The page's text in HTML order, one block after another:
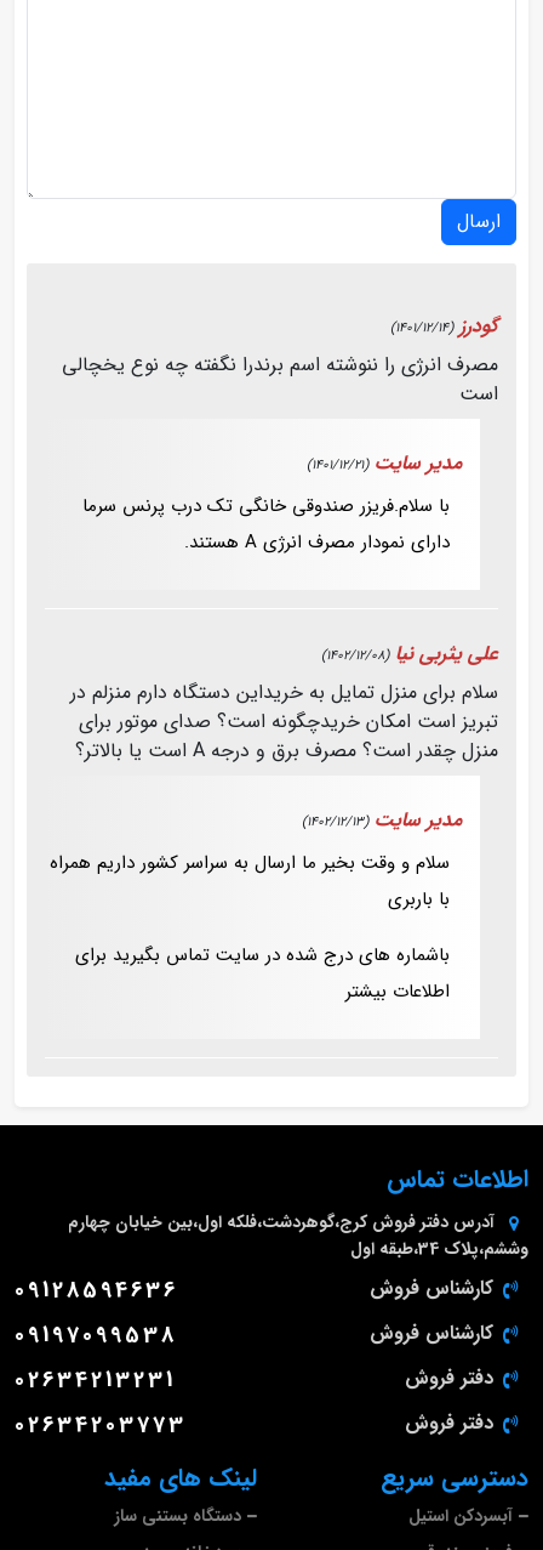
ارسال
گودرز (1401/12/14)
مصرف انرژی را ننوشته اسم برندرا نگفته چه نوع یخچالی
است
مدیر سایت (1401/12/21)
با سلام.فریزر صندوقی خانگی تک درب پرنس سرما
دارای نمودار مصرف انرژی A هستند.
علی یثربی نیا (1402/12/08)
سلام برای منزل تمایل به خریداین دستگاه دارم منزلم در
تبریز است امکان خریدچگونه است؟ صدای موتور برای
منزل چقدر است؟ مصرف برق و درجه A است یا بالاتر؟
مدیر سایت (1402/12/13)
سلام و وقت بخیر ما ارسال به سراسر کشور داریم همراه
با باربری
باشماره های درج شده در سایت تماس بگیرید برای
اطلاعات بیشتر
لینک های مفید
دستگاه بستنی ساز
دسترسی سریع
آبسردکن استیل
اطلاعات تماس
آدرس دفتر فروش کرج،گوهردشت،فلکه اول،بین خیابان چهارم
وششم،پلاک 34،طبقه اول
کارشناس فروش 09128594636
کارشناس فروش 09197099538
دفتر فروش 02634213231
دفتر فروش 02634203773